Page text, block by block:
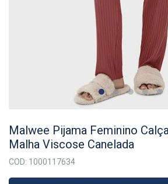
Malwee Pijama Feminino
Malha Viscose Canelada
COD: 1000117634